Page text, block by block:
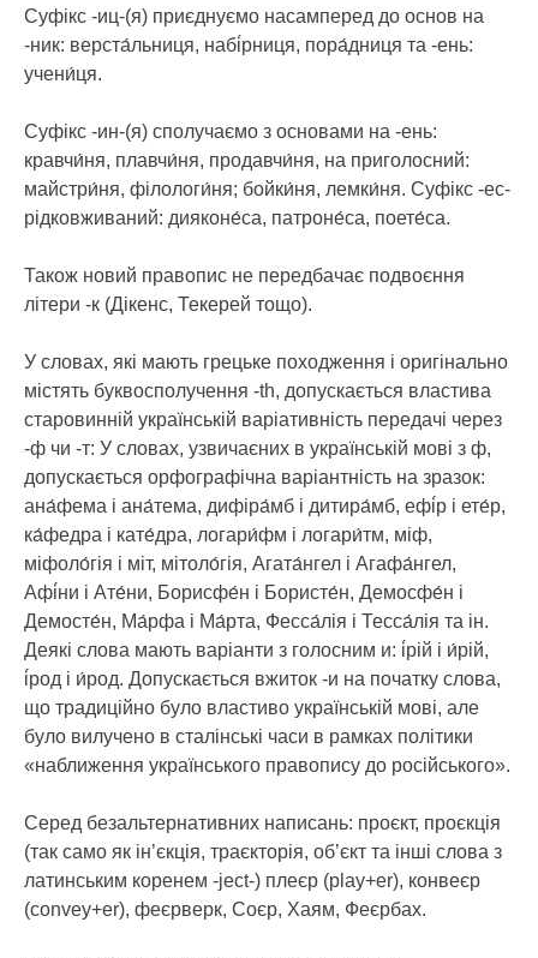
Суфікс -иц-(я) приєднуємо насамперед до основ на
-ник: верста́льниця, набі́рниця, пора́дниця та -ень:
учени́ця.
Суфікс -ин-(я) сполучаємо з основами на -ень:
кравчи́ня, плавчи́ня, продавчи́ня, на приголосний:
майстри́ня, філологи́ня; бойки́ня, лемки́ня. Суфікс -ес-
рідковживаний: дияконе́са, патроне́са, поете́са.
Також новий правопис не передбачає подвоєння
літери -к (Дікенс, Текерей тощо).
У словах, які мають грецьке походження і оригінально
містять буквосполучення -th, допускається властива
старовинній українській варіативність передачі через
-ф чи -т: У словах, узвичаєних в українській мові з ф,
допускається орфографічна варіантність на зразок:
ана́фема і ана́тема, дифіра́мб і дитира́мб, ефі́р і ете́р,
ка́федра і кате́дра, логари́фм і логари́тм, міф,
міфоло́гія і міт, мітоло́гія, Агата́нгел і Агафа́нгел,
Афі́ни і Ате́ни, Борисфе́н і Бористе́н, Демосфе́н і
Демосте́н, Ма́рфа і Ма́рта, Фесса́лія і Тесса́лія та ін.
Деякі слова мають варіанти з голосним и: і́рій і и́рій,
і́род і и́род. Допускається вжиток -и на початку слова,
що традиційно було властиво українській мові, але
було вилучено в сталінські часи в рамках політики
«наближення українського правопису до російського».
Серед безальтернативних написань: проєкт, проєкція
(так само як ін’єкція, траєкторія, об’єкт та інші слова з
латинським коренем -ject-) плеєр (play+er), конвеєр
(convey+er), феєрверк, Соєр, Хаям, Феєрбах.